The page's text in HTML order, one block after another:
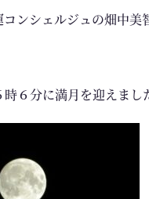
ンシェルジュの畑中美
６分に満月を迎えまし